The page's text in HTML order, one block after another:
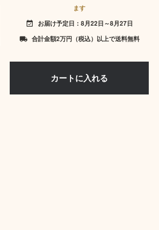
ます
event_available お届け予定日：8月22日～8月27日
local_shipping 合計金額2万円（税込）以上で送料無料